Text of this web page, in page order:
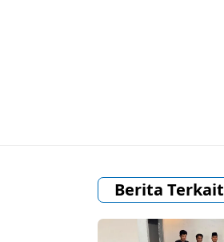
Berita Terkait